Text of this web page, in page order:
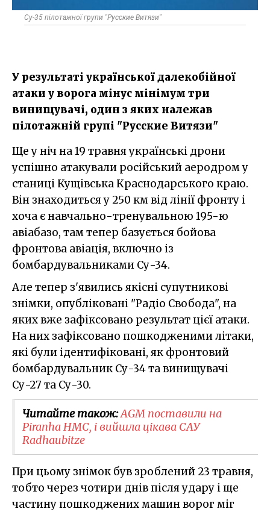
Су-35 пілотажної групи "Русские Витязи"
У результаті української далекобійної
атаки у ворога мінус мінімум три
винищувачі, один з яких належав
пілотажній групі "Русские Витязи"
Ще у ніч на 19 травня українські дрони
успішно атакували російський аеродром у
станиці Кущівська Краснодарського краю.
Він знаходиться у 250 км від лінії фронту і
хоча є навчально-тренувальною 195-ю
авіабазо, там тепер базується бойова
фронтова авіація, включно із
бомбардувальниками Су-34.
Але тепер з'явились якісні супутникові
знімки, опубліковані "Радіо Свобода", на
яких вже зафіксовано результат цієї атаки.
На них зафіксовано пошкодженими літаки,
які були ідентифіковані, як фронтовий
бомбардувальник Су-34 та винищувачі
Су-27 та Су-30.
Читайте також:AGM поставили на
Piranha HMC, і вийшла цікава САУ
Radhaubitze
При цьому знімок був зроблений 23 травня,
тобто через чотири днів після удару і ще
частину пошкоджених машин ворог міг